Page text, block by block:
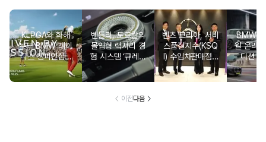
KLPGA와 화해
무드 BMW 레이
디스 챔피언십…
국내 유일 ‘드림
매치’ 성사되며 얼
벤틀리, 토르칼의
몰입형 럭셔리 경
험 시스템 ‘큐레이
션 엔진’ 공개
벤츠 코리아, 서비
스품질지수(KSQ
I) 수입차판매점 1
2년·수입인증중고
차 6년 연속 1위
BMW
월 온라
디션 3
이전다음